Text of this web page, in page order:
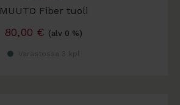
MUUTO Fiber tuoli
80,00 € (alv 0 %)